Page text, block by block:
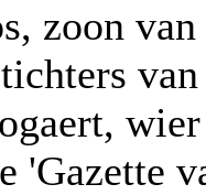
zoon
'Gazette